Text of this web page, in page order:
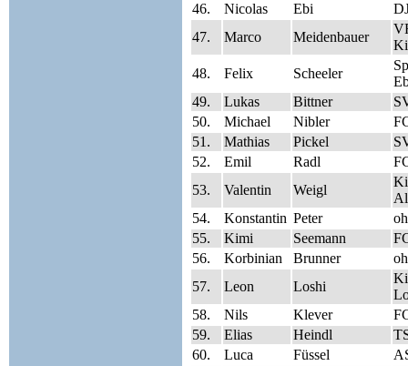
46.
Nicolas Ebi
47.
Marco Meidenbauer
48.
Felix Scheeler
49.
Lukas Bittner
50.
Michael Nibler
51.
Mathias Pickel
52.
Emil Radl
53.
Valentin Weigl
54.
Konstantin Peter
55.
Kimi Seemann
56.
Korbinian Brunner
57.
Leon Loshi
58.
Nils Klever
59.
Elias Heindl
60.
Luca Füssel